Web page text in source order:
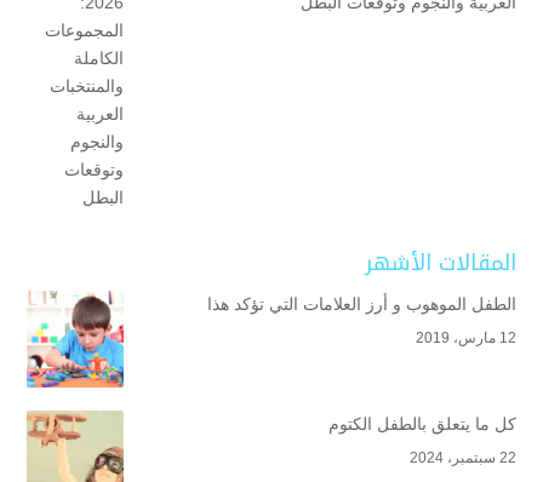
المقالات الأشهر
الطفل الموهوب و أرز العلامات التي تؤكد هذا
12 مارس، 2019
كل ما يتعلق بالطفل الكتوم
22 سبتمبر، 2024